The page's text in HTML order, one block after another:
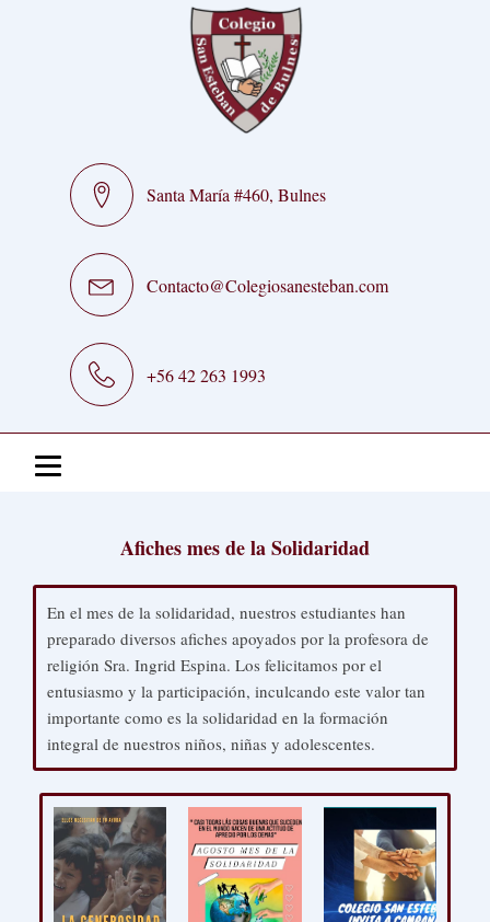
Santa María #460, Bulnes
Contacto@Colegiosanesteban.com
+56 42 263 1993
Afiches mes de la Solidaridad
En el mes de la solidaridad, nuestros estudiantes han
preparado diversos afiches apoyados por la profesora de
religión Sra. Ingrid Espina. Los felicitamos por el
entusiasmo y la participación, inculcando este valor tan
importante como es la solidaridad en la formación
integral de nuestros niños, niñas y adolescentes.